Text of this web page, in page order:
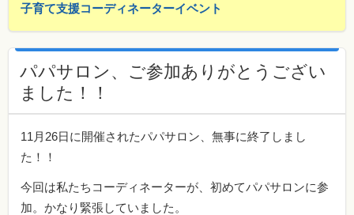
子育て支援コーディネーターイベント
パパサロン、ご参加ありがとうござい
ました！！
11月26日に開催されたパパサロン、無事に終了しまし
た！！
今回は私たちコーディネーターが、初めてパパサロンに参
加。かなり緊張していました。